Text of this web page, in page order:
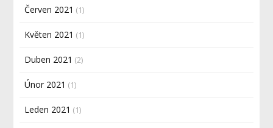
Červen 2021 (1)
Květen 2021 (1)
Duben 2021 (2)
Únor 2021 (1)
Leden 2021 (1)